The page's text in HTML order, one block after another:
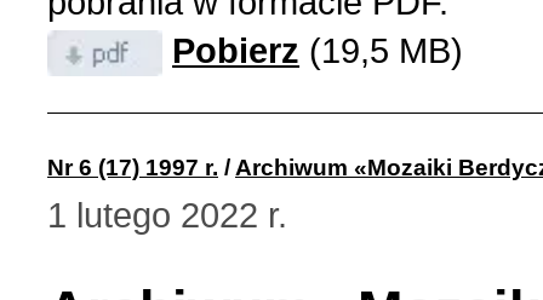
Pobierz (19,5 MB)
Nr 6 (17) 1997 r. /Archiwum «Mozaiki
1 lutego 2022 r.